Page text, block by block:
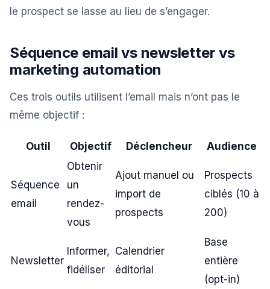
le prospect se lasse au lieu de s’engager.
Séquence email vs newsletter vs
marketing automation
Ces trois outils utilisent l’email mais n’ont pas le
même objectif :
Outil Objectif Déclencheur Audience
Séquence
email
Obtenir
un
rendez-
vous
Ajout manuel ou
import de
prospects
Prospects
ciblés (10 à
200)
Newsletter
Informer,
fidéliser
Calendrier
éditorial
Base
entière
(opt-in)